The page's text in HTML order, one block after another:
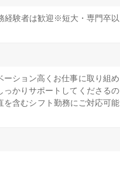
経験者は歓迎※短大・専門卒以
ション高くお仕事に取り組め
かりサポートしてくださるの
含むシフト勤務にご対応可能